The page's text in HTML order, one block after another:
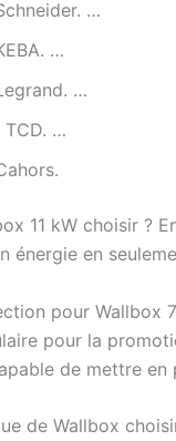
…
…
…
TCD. …
11 kW choisir ?
énergie en
pour Wallbox
pour la
de mettre en
de Wallbox